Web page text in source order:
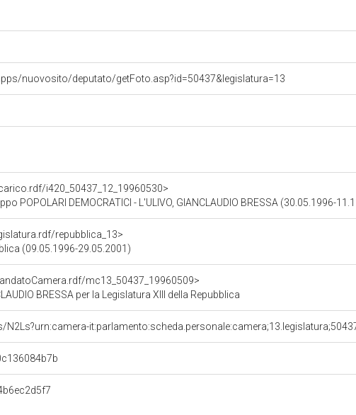
nuovosito/deputato/getFoto.asp?id=50437&legislatura=13
i420_50437_12_19960530>
POPOLARI DEMOCRATICI - L'ULIVO, GIANCLAUDIO BRESSA (30.05.1996-
repubblica_13>
(09.05.1996-29.05.2001)
mc13_50437_19960509>
BRESSA per la Legislatura XIII della Repubblica